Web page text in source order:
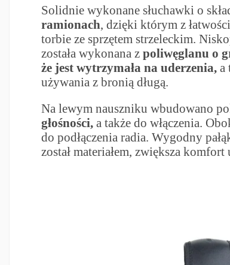
Solidnie wykonane słuchawki o
ramionach, dzięki którym z
torbie ze sprzętem strzeleckim.
została wykonana zpoliwęglanu o
że jest wytrzymała na uderzenia, a
używania z bronią długą.
Na lewym nauszniku wbudowano
głośności, a także do włączenia.
do podłączenia radia. Wygodny
został materiałem, zwiększa